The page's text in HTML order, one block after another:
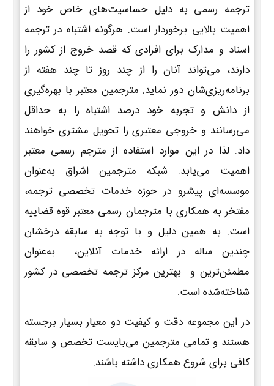
ترجمه رسمی به دلیل حساسیت‌های خاص خود از
اهمیت بالایی برخوردار است. هرگونه اشتباه در ترجمه
اسناد و مدارک برای افرادی که قصد خروج از کشور را
دارند، می‌تواند آنان را از چند روز تا چند هفته از
برنامه‌ریزی‌شان دور نماید. مترجمین معتبر با بهره‌گیری
از دانش و تجربه خود درصد اشتباه را به حداقل
می‌رسانند و خروجی معتبری را تحویل مشتری خواهند
داد. لذا در این موارد استفاده از مترجم رسمی معتبر
اهمیت می‌یابد. شبکه مترجمین اشراق به‌عنوان
موسسه‌ای پیشرو در حوزه خدمات تخصصی ترجمه،
مفتخر به همکاری با مترجمان رسمی معتبر قوه قضاییه
است. به همین دلیل و با توجه به سابقه درخشان
چندین ساله در ارائه خدمات آنلاین، به‌عنوان
مطمئن‌ترین و بهترین مرکز ترجمه تخصصی در کشور
شناخته‌شده است.
در این مجموعه دقت و کیفیت دو معیار بسیار برجسته
هستند و تمامی مترجمین می‌بایست تخصص و سابقه
کافی برای شروع همکاری داشته باشند.